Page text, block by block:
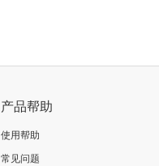
产品帮助
使用帮助
常见问题